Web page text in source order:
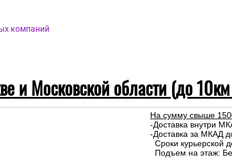
компаний
и Московской области (до
На сумму свыше
-Доставка внутри
-Доставка за МКАД
Сроки курьерской
Подъем на этаж: